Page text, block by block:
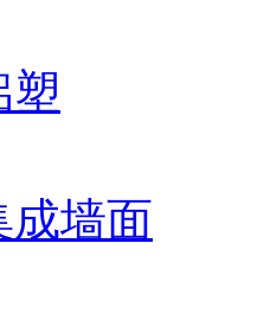
塑
成墙面